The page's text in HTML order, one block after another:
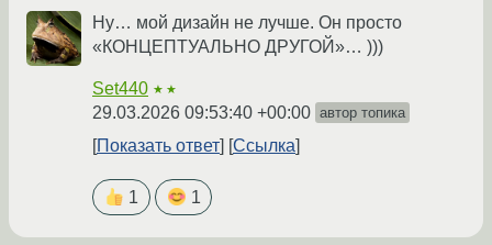
Ну… мой дизайн не лучше. Он просто
«КОНЦЕПТУАЛЬНО ДРУГОЙ»… )))
Set440 ★★
29.03.2026 09:53:40 +00:00 автор топика
Показать ответ Ссылка
1 1